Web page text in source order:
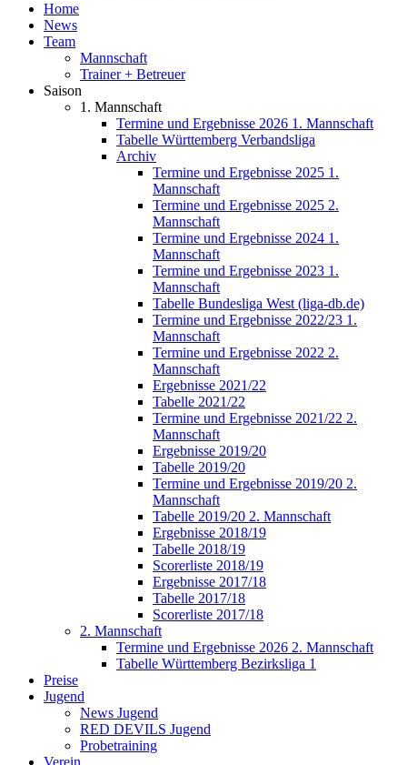
Home
News
Team
Mannschaft
Trainer + Betreuer
Saison
1. Mannschaft
Termine und Ergebnisse 2026 1. Mannschaft
Tabelle Württemberg Verbandsliga
Archiv
Termine und Ergebnisse 2025 1.
Mannschaft
Termine und Ergebnisse 2025 2.
Mannschaft
Termine und Ergebnisse 2024 1.
Mannschaft
Termine und Ergebnisse 2023 1.
Mannschaft
Tabelle Bundesliga West (liga-db.de)
Termine und Ergebnisse 2022/23 1.
Mannschaft
Termine und Ergebnisse 2022 2.
Mannschaft
Ergebnisse 2021/22
Tabelle 2021/22
Termine und Ergebnisse 2021/22 2.
Mannschaft
Ergebnisse 2019/20
Tabelle 2019/20
Termine und Ergebnisse 2019/20 2.
Mannschaft
Tabelle 2019/20 2. Mannschaft
Ergebnisse 2018/19
Tabelle 2018/19
Scorerliste 2018/19
Ergebnisse 2017/18
Tabelle 2017/18
Scorerliste 2017/18
2. Mannschaft
Termine und Ergebnisse 2026 2. Mannschaft
Tabelle Württemberg Bezirksliga 1
Preise
Jugend
News Jugend
RED DEVILS Jugend
Probetraining
Verein